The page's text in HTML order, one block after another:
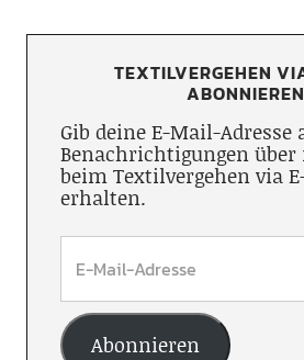
TEXTILVERGEHEN
ABONNIEREN
Gib deine E-Mail-Adresse
Benachrichtigungen über
beim Textilvergehen via
erhalten.
Abonnieren